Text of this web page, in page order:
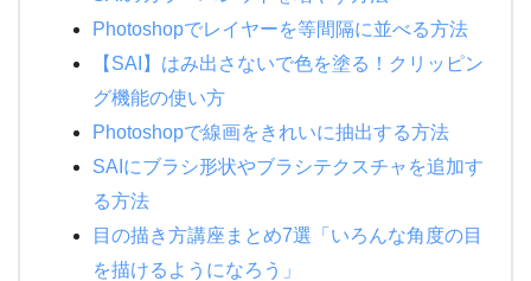
Photoshopでレイヤーを等間隔に並べる方法
【SAI】はみ出さないで色を塗る！クリッピン
グ機能の使い方
Photoshopで線画をきれいに抽出する方法
SAIにブラシ形状やブラシテクスチャを追加す
る方法
目の描き方講座まとめ7選「いろんな角度の目
を描けるようになろう」